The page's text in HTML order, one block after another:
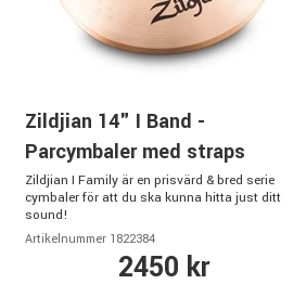
Zildjian 14" I Band -
Parcymbaler med straps
Zildjian I Family är en prisvärd & bred serie
cymbaler för att du ska kunna hitta just ditt
sound!
Artikelnummer 1822384
2450 kr